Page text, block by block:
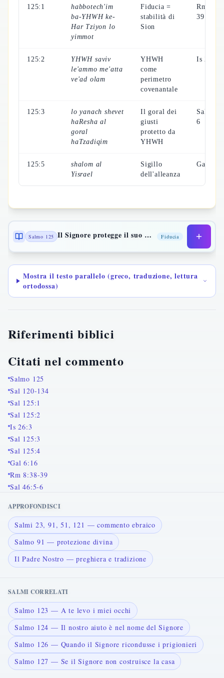
125:1
habbotech'im
ba-YHWH ke-
Har Tziyon lo
yimmot
Fiducia =
stabilità di
Sion
Rm
39
125:2
YHWH saviv
le'ammo me'atta
ve'ad olam
YHWH
come
perimetro
covenantale
Is 26:3
125:3
lo yanach shevet
haResha al
goral
haTzadiqim
Il goral dei
giusti
protetto da
YHWH
Sal
6
125:5
shalom al
Yisrael
Sigillo
dell'alleanza
Gal 6:16
Salmo 125 Il Signore protegge il suo popolo Fiducia
Mostra il testo parallelo (greco, traduzione, lettura
ortodossa)
Riferimenti biblici
Citati nel commento
Salmo 125
Sal 120-134
Sal 125:1
Sal 125:2
Is 26:3
Sal 125:3
Sal 125:4
Gal 6:16
Rm 8:38-39
Sal 46:5-6
APPROFONDISCI
Salmi 23, 91, 51, 121 — commento ebraico
Salmo 91 — protezione divina
Il Padre Nostro — preghiera e tradizione
SALMI CORRELATI
Salmo 123 — A te levo i miei occhi
Salmo 124 — Il nostro aiuto è nel nome del Signore
Salmo 126 — Quando il Signore ricondusse i prigionieri
Salmo 127 — Se il Signore non costruisce la casa